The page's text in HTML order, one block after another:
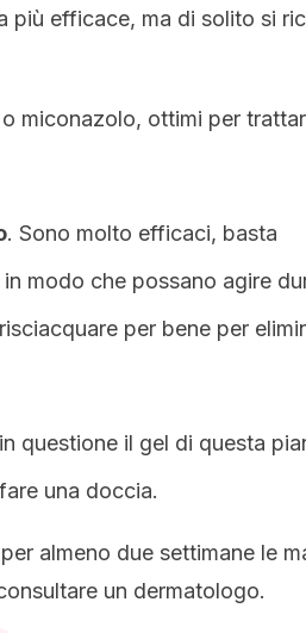
più efficace, ma di solito si
miconazolo, ottimi per
. Sono molto efficaci, basta
modo che possano agire
per bene per
questione il gel di questa
una doccia.
almeno due settimane le
un dermatologo.